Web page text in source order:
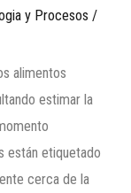
y Procesos /
alimentos
estimar la
están etiquetado
cerca de la